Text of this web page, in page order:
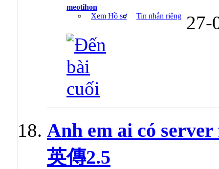
meotihon
Xem Hồ sơ
Tin nhắn riêng 27-
Anh em ai có
英傳2.5